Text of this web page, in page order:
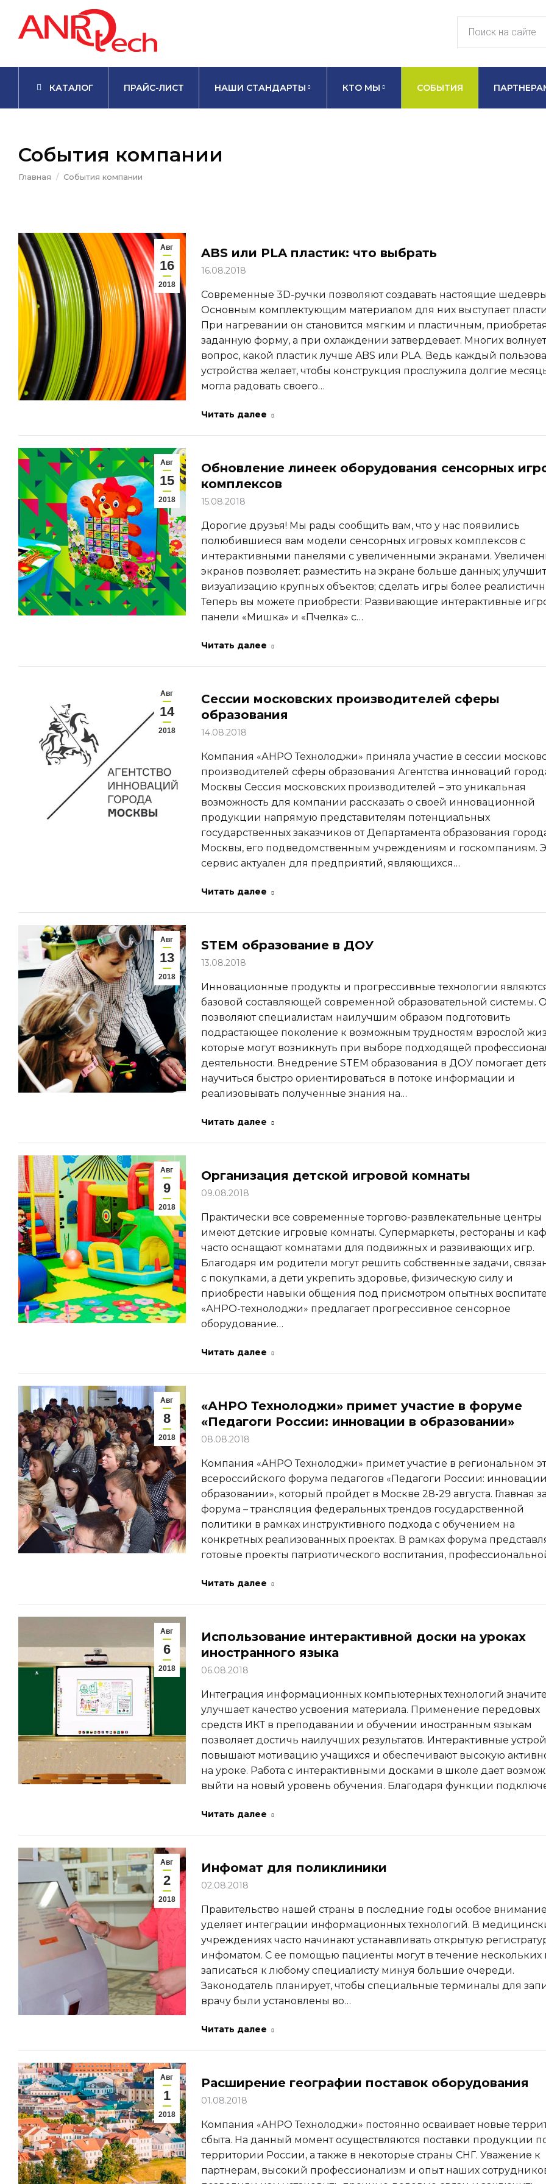
КАТАЛОГ ПРАЙС-ЛИСТ НАШИ СТАНДАРТЫ КТО МЫ СОБЫТИЯ
События компании
Вы здесь:
Главная События компании
Авг
16
2018
ABS или PLA пластик: что выбрать
16.08.2018
Современные 3D-ручки позволяют создавать настоящие
Основным комплектующим материалом для них выступает
При нагревании он становится мягким и пластичным, приобретая
заданную форму, а при охлаждении затвердевает. Многих волнует
вопрос, какой пластик лучше ABS или PLA. Ведь каждый
устройства желает, чтобы конструкция прослужила долгие
могла радовать своего…
Читать далее
Авг
15
2018
Обновление линеек оборудования сенсорных
комплексов
15.08.2018
Дорогие друзья! Мы рады сообщить вам, что у нас появились
полюбившиеся вам модели сенсорных игровых комплексов с
интерактивными панелями с увеличенными экранами.
экранов позволяет: разместить на экране больше данных;
визуализацию крупных объектов; сделать игры более
Теперь вы можете приобрести: Развивающие интерактивные
панели «Мишка» и «Пчелка» с…
Читать далее
Авг
14
2018
Сессии московских производителей сферы
образования
14.08.2018
Компания «АНРО Технолоджи» приняла участие в сессии
производителей сферы образования Агентства инноваций
Москвы Сессия московских производителей – это уникальная
возможность для компании рассказать о своей инновационной
продукции напрямую представителям потенциальных
государственных заказчиков от Департамента образования
Москвы, его подведомственным учреждениям и госкомпаниям.
сервис актуален для предприятий, являющихся…
Читать далее
Авг
13
2018
STEM образование в ДОУ
13.08.2018
Инновационные продукты и прогрессивные технологии
базовой составляющей современной образовательной системы.
позволяют специалистам наилучшим образом подготовить
подрастающее поколение к возможным трудностям взрослой
которые могут возникнуть при выборе подходящей
деятельности. Внедрение STEM образования в ДОУ помогает
научиться быстро ориентироваться в потоке информации и
реализовывать полученные знания на…
Читать далее
Авг
9
2018
Организация детской игровой комнаты
09.08.2018
Практически все современные торгово-развлекательные центры
имеют детские игровые комнаты. Супермаркеты, рестораны и
часто оснащают комнатами для подвижных и развивающих игр.
Благодаря им родители могут решить собственные задачи,
с покупками, а дети укрепить здоровье, физическую силу и
приобрести навыки общения под присмотром опытных
«АНРО-технолоджи» предлагает прогрессивное сенсорное
оборудование…
Читать далее
Авг
8
2018
«АНРО Технолоджи» примет участие в форуме
«Педагоги России: инновации в образовании»
08.08.2018
Компания «АНРО Технолоджи» примет участие в региональном
всероссийского форума педагогов «Педагоги России:
образовании», который пройдет в Москве 28-29 августа. Главная
форума – трансляция федеральных трендов государственной
политики в рамках инструктивного подхода с обучением на
конкретных реализованных проектах. В рамках форума
готовые проекты патриотического воспитания,
Читать далее
Авг
6
2018
Использование интерактивной доски на уроках
иностранного языка
06.08.2018
Интеграция информационных компьютерных технологий
улучшает качество усвоения материала. Применение передовых
средств ИКТ в преподавании и обучении иностранным языкам
позволяет достичь наилучших результатов. Интерактивные
повышают мотивацию учащихся и обеспечивают высокую
на уроке. Работа с интерактивными досками в школе дает
выйти на новый уровень обучения. Благодаря функции
Читать далее
Авг
2
2018
Инфомат для поликлиники
02.08.2018
Правительство нашей страны в последние годы особое внимание
уделяет интеграции информационных технологий. В
учреждениях часто начинают устанавливать открытую
инфоматом. С ее помощью пациенты могут в течение нескольких
записаться к любому специалисту минуя большие очереди.
Законодатель планирует, чтобы специальные терминалы для
врачу были установлены во…
Читать далее
Авг
1
2018
Расширение географии поставок оборудования
01.08.2018
Компания «АНРО Технолоджи» постоянно осваивает новые
сбыта. На данный момент осуществляются поставки продукции
территории России, а также в некоторые страны СНГ. Уважение к
партнерам, высокий профессионализм и опыт наших